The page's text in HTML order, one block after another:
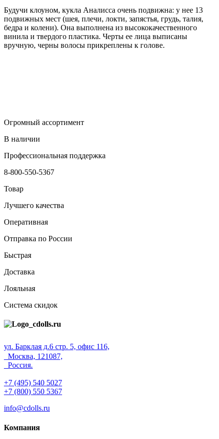
Будучи клоуном, кукла Аналисса очень подвижна: у нее 13
подвижных мест (шея, плечи, локти, запястья, грудь, талия,
бедра и колени). Она выполнена из высококачественного
винила и твердого пластика. Черты ее лица выписаны
вручную, черны волосы прикреплены к голове.
Огромный ассортимент
В наличии
Профессиональная поддержка
8-800-550-5367
Товар
Лучшего качества
Оперативная
Отправка по России
Быстрая
Доставка
Лояльная
Система скидок
ул. Барклая д.6 стр. 5, офис 116,
Москва, 121087,
Россия.
+7 (495) 540 5027
+7 (800) 550 5367
info@cdolls.ru
Компания